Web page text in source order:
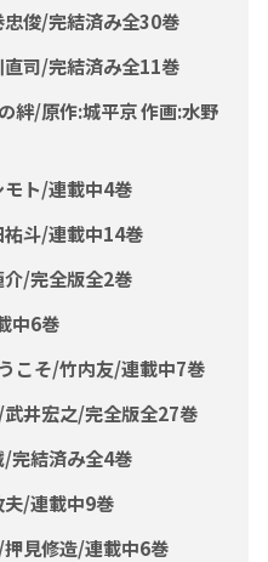
俊/完結済み全30巻
司/完結済み全11巻
絆/原作:城平京 作画:水野
ト/連載中4巻
斗/連載中14巻
/完全版全2巻
中6巻
こそ/竹内友/連載中7巻
井宏之/完全版全27巻
完結済み全4巻
/連載中9巻
見修造/連載中6巻